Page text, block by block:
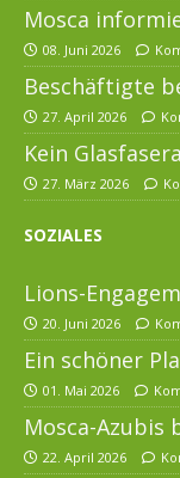
Mosca
08. Juni 2026
Beschäftigte
27. April 2026
Kein
27. März 2026
SOZIALES
Lions-
20. Juni 2026
Ein schöner
01. Mai 2026
Mosca-Azubis
22. April 2026